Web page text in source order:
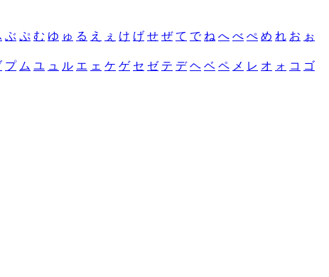
ぶ ぷ む ゆ ゅ る え ぇ け げ せ ぜ て で ね へ べ ぺ め れ お ぉ
プ ム ユ ュ ル エ ェ ケ ゲ セ ゼ テ デ ヘ ベ ペ メ レ オ ォ コ ゴ